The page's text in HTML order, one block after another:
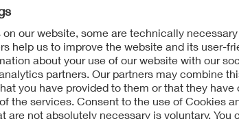
Gremien und Tagungen der ITG an neuen
Vorstandsvorsitzenden Dr.-Ing.
2023-2026) wird es ein Kolloquium
Sie dabei sind. Sie sind herzlich willkommen.